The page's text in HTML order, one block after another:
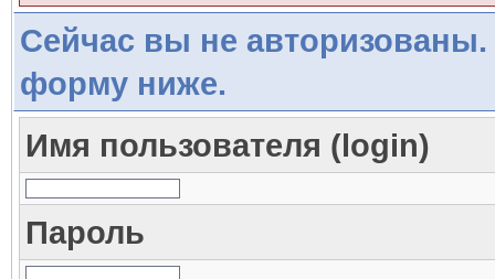
Сейчас вы не авторизованы.
форму ниже.
Имя пользователя (login)
Пароль